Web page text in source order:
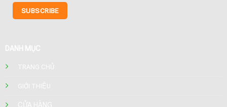
DANH MỤC
TRANG CHỦ
GIỚI THIỆU
CỬA HÀNG